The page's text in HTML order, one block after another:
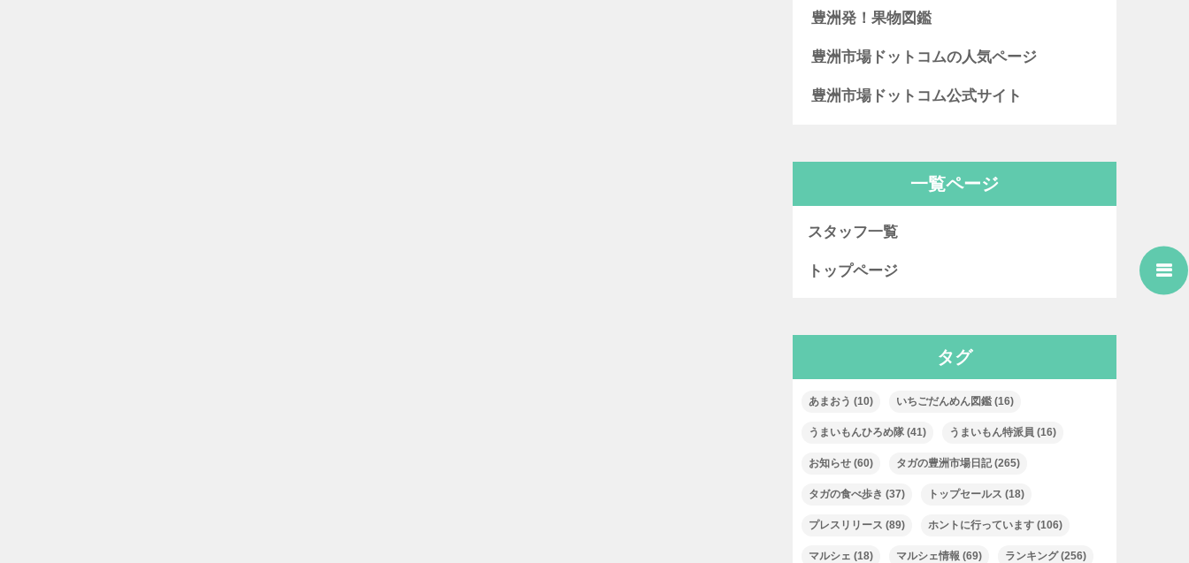
豊洲発！果物図鑑
豊洲市場ドットコムの人気ページ
豊洲市場ドットコム公式サイト
一覧ページ
スタッフ一覧
トップページ
タグ
あまおう (10) いちごだんめん図鑑 (16)
うまいもんひろめ隊 (41) うまいもん特派員 (16)
お知らせ (60) タガの豊洲市場日記(265)
タガの食べ歩き (37) トップセールス (18)
プレスリリース (89) ホントに行っています (106)
マルシェ (18) マルシェ情報 (69) ランキング(256)